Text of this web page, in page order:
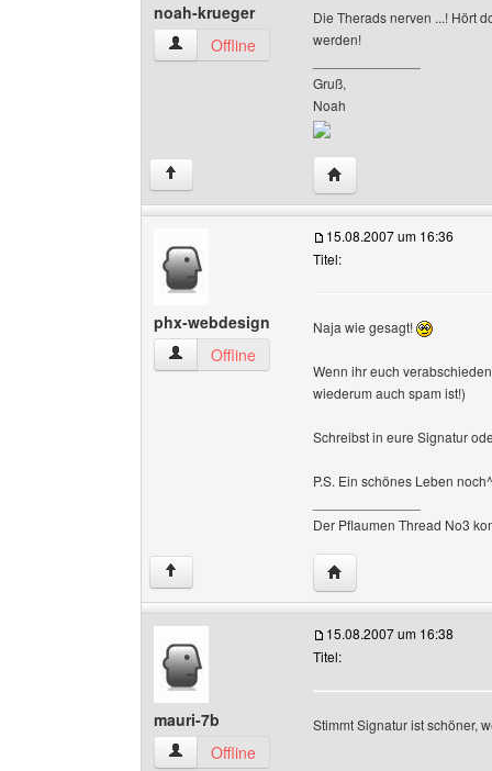
noah-krueger
noah-krueger Benutzer-Profile anzeigen
Offline
Die Therads nerven ...! Hört
werden!
Gruß,
Noah
↑ Website dieses
phx-webdesign
phx-webdesign Benutzer-Profile anzeigen
Offline
15.08.2007 um 16:36
Titel:
Naja wie gesagt!
Wenn ihr euch
wiederum auch spam ist!)
Schreibst in eure Signatur
P.S. Ein schönes Leben
Der Pflaumen Thread No3
↑ Website dieses
mauri-7b
mauri-7b Benutzer-Profile anzeigen
Offline
15.08.2007 um 16:38
Titel:
Stimmt Signatur ist schöner,